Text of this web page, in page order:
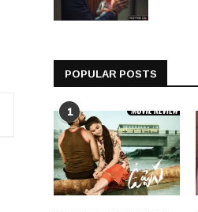
POPULAR POSTS
1